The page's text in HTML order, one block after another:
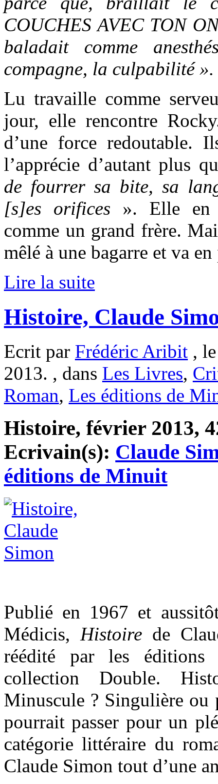
COUCHES AVEC TON
baladait comme
compagne, la culpabilité ».
Lu travaille comme
jour, elle rencontre
d’une force redoutable.
l’apprécie d’autant plus
de fourrer sa bite, sa
[s]es orifices ». Elle en
comme un grand frère.
mêlé à une bagarre et va
Lire la suite
Histoire, Claude
Ecrit par Frédéric Aribit ,
2013. , dans Les Livres,
Roman, Les éditions de
Histoire, février 2013,
Ecrivain(s): Claude
éditions de Minuit
Publié en 1967 et
Médicis, Histoire de
réédité par les
collection Double.
Minuscule ? Singulière
pourrait passer pour un
catégorie littéraire du
Claude Simon tout d’une